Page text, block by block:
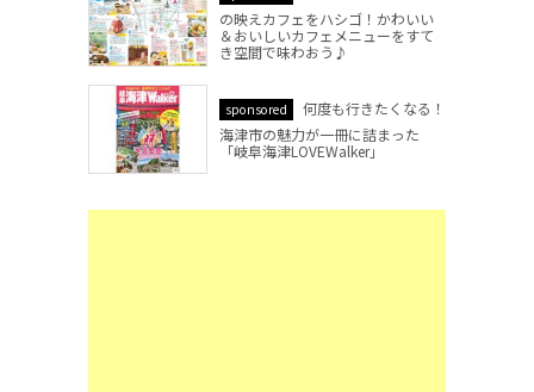
の映えカフェをハシゴ！かわいい
＆おいしいカフェメニューをすて
き空間で味わおう♪
sponsored
何度も行きたくなる！
海津市の魅力が一冊に詰まった
「岐阜海津LOVEWalker」